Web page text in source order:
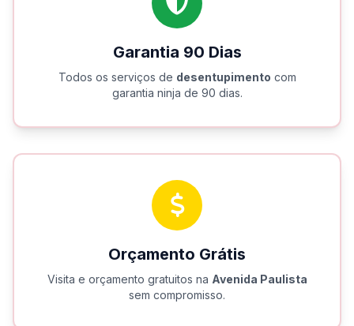
Garantia 90 Dias
Todos os serviços de desentupimento com
garantia ninja de 90 dias.
Orçamento Grátis
Visita e orçamento gratuitos na Avenida Paulista
sem compromisso.